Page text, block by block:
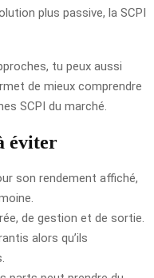
plus passive, la SCPI
tu peux aussi
de mieux comprendre
SCPI du marché.
éviter
son rendement affiché,
de gestion et de sortie.
alors qu’ils